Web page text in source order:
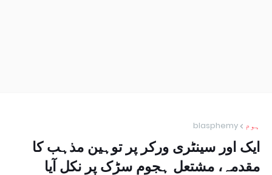
ہوم blasphemy
ایک اور سینٹری ورکر پر توہین مذہب کا
مقدمہ، مشتعل ہجوم سڑک پر نکل آیا